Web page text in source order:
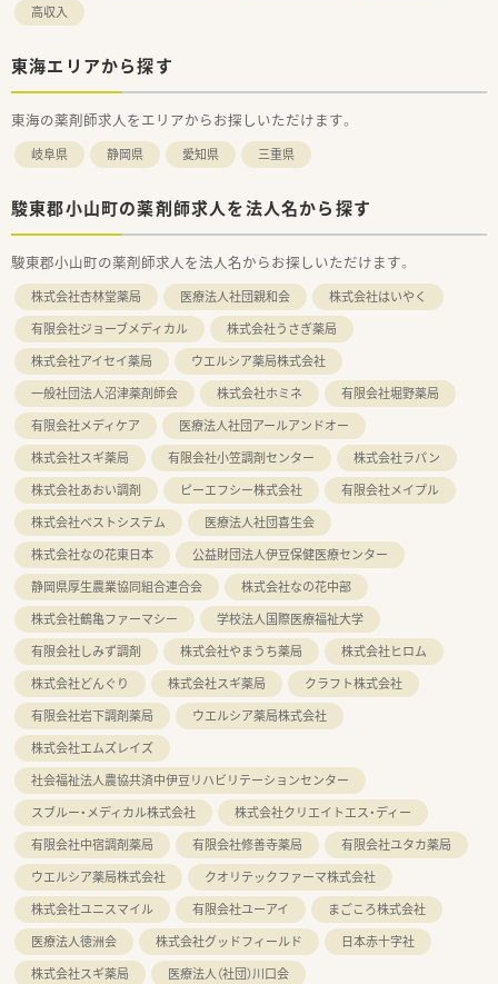
高収入
東海エリアから探す
東海の薬剤師求人をエリアからお探しいただけます。
岐阜県 静岡県 愛知県 三重県
駿東郡小山町の薬剤師求人を法人名から探す
駿東郡小山町の薬剤師求人を法人名からお探しいただけます。
株式会社杏林堂薬局 医療法人社団親和会
株式会社はいやく
有限会社ジョーブメディカル
株式会社うさぎ薬局
株式会社アイセイ薬局
ウエルシア薬局株式会社
一般社団法人沼津薬剤師会
株式会社ホミネ
有限会社堀野薬局
有限会社メディケア
医療法人社団アールアンドオー
株式会社スギ薬局
有限会社小笠調剤センター
株式会社ラパン
株式会社あおい調剤
ピーエフシー株式会社
有限会社メイプル
株式会社ベストシステム
医療法人社団喜生会
株式会社なの花東日本
公益財団法人伊豆保健医療センター
静岡県厚生農業協同組合連合会
株式会社なの花中部
株式会社鶴亀ファーマシー
学校法人国際医療福祉大学
有限会社しみず調剤
株式会社やまうち薬局
株式会社ヒロム
株式会社どんぐり
株式会社スギ薬局
クラフト株式会社
有限会社岩下調剤薬局
ウエルシア薬局株式会社
株式会社エムズレイズ
社会福祉法人農協共済中伊豆リハビリテーションセンター
スブルー・メディカル株式会社
株式会社クリエイトエス・ディー
有限会社中宿調剤薬局
有限会社修善寺薬局
有限会社ユタカ薬局
ウエルシア薬局株式会社
クオリテックファーマ株式会社
株式会社ユニスマイル
有限会社ユーアイ
まごころ株式会社
医療法人徳洲会
株式会社グッドフィールド
日本赤十字社
株式会社スギ薬局
医療法人（社団）川口会